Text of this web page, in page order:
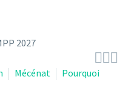

Mécénat
Pourquoi